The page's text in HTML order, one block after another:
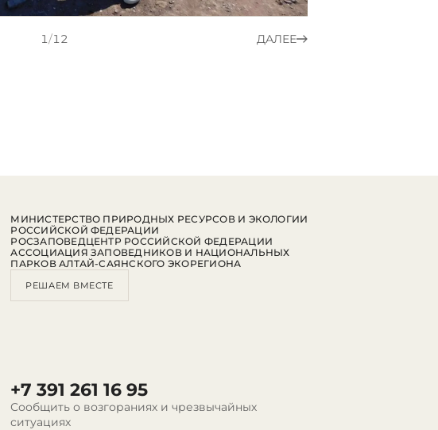
1/12 ДАЛЕЕ
+7 391 261 16 95
Сообщить о возгораниях и чрезвычайных
ситуациях
МИНИСТЕРСТВО ПРИРОДНЫХ РЕСУРСОВ И ЭКОЛОГИИ
РОССИЙСКОЙ ФЕДЕРАЦИИ
РОСЗАПОВЕДЦЕНТР РОССИЙСКОЙ ФЕДЕРАЦИИ
АССОЦИАЦИЯ ЗАПОВЕДНИКОВ И НАЦИОНАЛЬНЫХ
ПАРКОВ АЛТАЙ-САЯНСКОГО ЭКОРЕГИОНА
РЕШАЕМ ВМЕСТЕ